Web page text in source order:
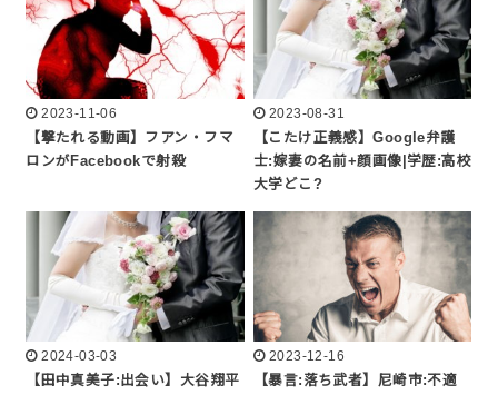
2023-11-06
【撃たれる動画】フアン・フマ
ロンがFacebookで射殺
2023-08-31
【こたけ正義感】Google弁護
士:嫁妻の名前+顔画像|学歴:高校
大学どこ?
2024-03-03
【田中真美子:出会い】大谷翔平
2023-12-16
【暴言:落ち武者】尼崎市:不適